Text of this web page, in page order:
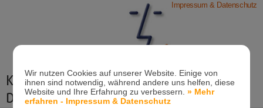
Wir nutzen Cookies auf unserer Website. Einige von
ihnen sind notwendig, während andere uns helfen, diese
Website und Ihre Erfahrung zu verbessern.» Mehr
erfahren - Impressum & Datenschutz
Impressum & Datenschutz
Kieferorthopädische Praxis
Dr. Konik & Kollegen